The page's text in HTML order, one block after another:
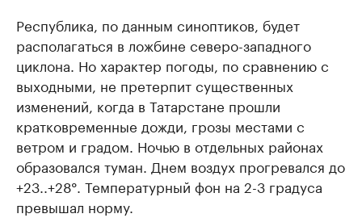
Республика, по данным синоптиков, будет
располагаться в ложбине северо-западного
циклона. Но характер погоды, по сравнению с
выходными, не претерпит существенных
изменений, когда в Татарстане прошли
кратковременные дожди, грозы местами с
ветром и градом. Ночью в отдельных районах
образовался туман. Днем воздух прогревался до
+23..+28°. Температурный фон на 2-3 градуса
превышал норму.